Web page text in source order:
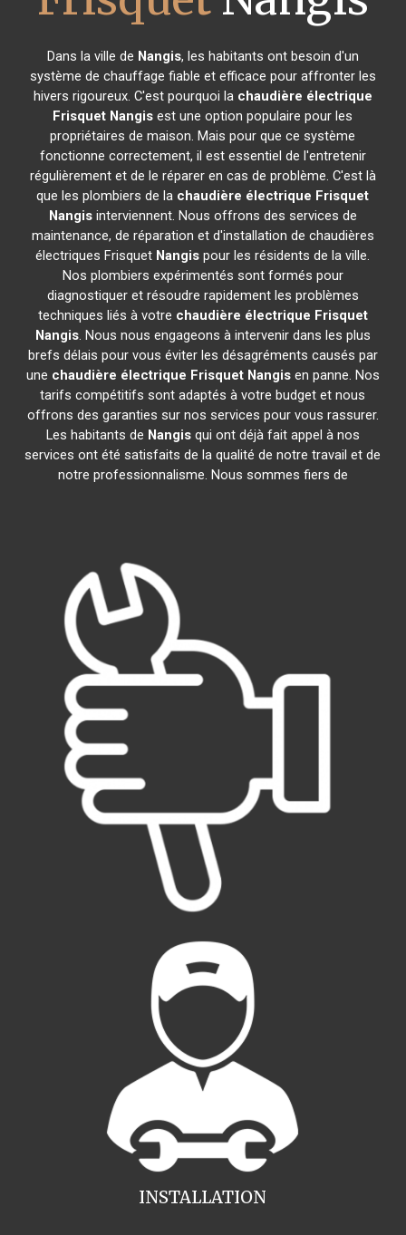
Dans la ville de Nangis, les habitants ont besoin d'un
système de chauffage fiable et efficace pour affronter les
hivers rigoureux. C'est pourquoi la chaudière électrique
Frisquet Nangis est une option populaire pour les
propriétaires de maison. Mais pour que ce système
fonctionne correctement, il est essentiel de l'entretenir
régulièrement et de le réparer en cas de problème. C'est là
que les plombiers de la chaudière électrique Frisquet
Nangisinterviennent. Nous offrons des services de
maintenance, de réparation et d'installation de chaudières
électriques Frisquet Nangis pour les résidents de la ville.
Nos plombiers expérimentés sont formés pour
diagnostiquer et résoudre rapidement les problèmes
techniques liés à votre chaudière électrique Frisquet
Nangis. Nous nous engageons à intervenir dans les plus
brefs délais pour vous éviter les désagréments causés par
une chaudière électrique Frisquet Nangisen panne. Nos
tarifs compétitifs sont adaptés à votre budget et nous
offrons des garanties sur nos services pour vous rassurer.
Les habitants de Nangisqui ont déjà fait appel à nos
services ont été satisfaits de la qualité de notre travail et de
notre professionnalisme. Nous sommes fiers de
INSTALLATION